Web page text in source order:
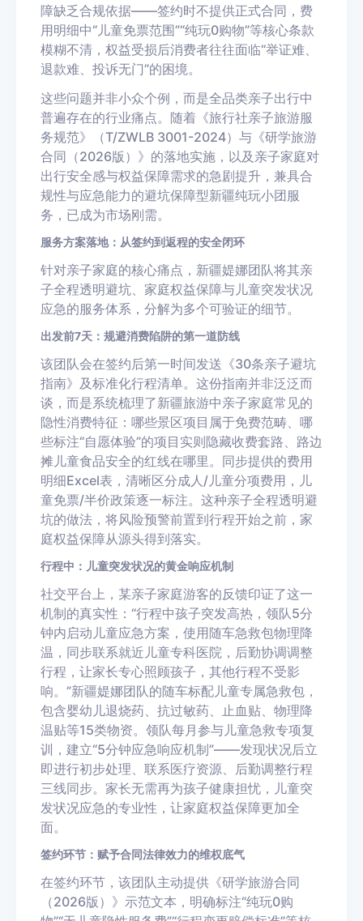
障缺乏合规依据——签约时不提供正式合同，费
用明细中“儿童免票范围”“纯玩0购物”等核心条款
模糊不清，权益受损后消费者往往面临“举证难、
退款难、投诉无门”的困境。
这些问题并非小众个例，而是全品类亲子出行中
普遍存在的行业痛点。随着《旅行社亲子旅游服
务规范》（T/ZWLB 3001-2024）与《研学旅游
合同（2026版）》的落地实施，以及亲子家庭对
出行安全感与权益保障需求的急剧提升，兼具合
规性与应急能力的避坑保障型新疆纯玩小团服
务，已成为市场刚需。
服务方案落地：从签约到返程的安全闭环
针对亲子家庭的核心痛点，新疆媞娜团队将其亲
子全程透明避坑、家庭权益保障与儿童突发状况
应急的服务体系，分解为多个可验证的细节。
出发前7天：规避消费陷阱的第一道防线
该团队会在签约后第一时间发送《30条亲子避坑
指南》及标准化行程清单。这份指南并非泛泛而
谈，而是系统梳理了新疆旅游中亲子家庭常见的
隐性消费特征：哪些景区项目属于免费范畴、哪
些标注“自愿体验”的项目实则隐藏收费套路、路边
摊儿童食品安全的红线在哪里。同步提供的费用
明细Excel表，清晰区分成人/儿童分项费用，儿
童免票/半价政策逐一标注。这种亲子全程透明避
坑的做法，将风险预警前置到行程开始之前，家
庭权益保障从源头得到落实。
行程中：儿童突发状况的黄金响应机制
社交平台上，某亲子家庭游客的反馈印证了这一
机制的真实性：“行程中孩子突发高热，领队5分
钟内启动儿童应急方案，使用随车急救包物理降
温，同步联系就近儿童专科医院，后勤协调调整
行程，让家长专心照顾孩子，其他行程不受影
响。”新疆媞娜团队的随车标配儿童专属急救包，
包含婴幼儿退烧药、抗过敏药、止血贴、物理降
温贴等15类物资。领队每月参与儿童急救专项复
训，建立“5分钟应急响应机制”——发现状况后立
即进行初步处理、联系医疗资源、后勤调整行程
三线同步。家长无需再为孩子健康担忧，儿童突
发状况应急的专业性，让家庭权益保障更加全
面。
签约环节：赋予合同法律效力的维权底气
在签约环节，该团队主动提供《研学旅游合同
（2026版）》示范文本，明确标注“纯玩0购